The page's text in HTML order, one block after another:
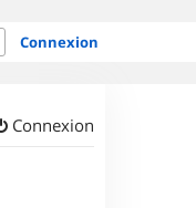
Connexion
Connexion